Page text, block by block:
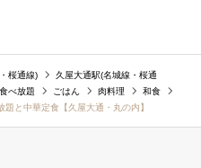
桜通線)
久屋大通駅(名城線・桜通
べ放題 ごはん 肉料理
和食
と中華定食【久屋大通・丸の内】